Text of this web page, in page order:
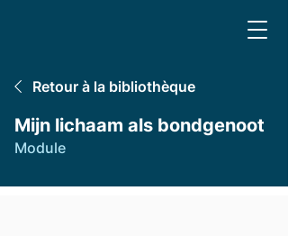
Retour à la bibliothèque
Mijn lichaam als bondgenoot
Module